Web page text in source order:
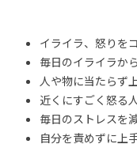
イライラ、怒りを
毎日のイライラか
人や物に当たらず
近くにすごく怒る
毎日のストレスを
自分を責めずに上